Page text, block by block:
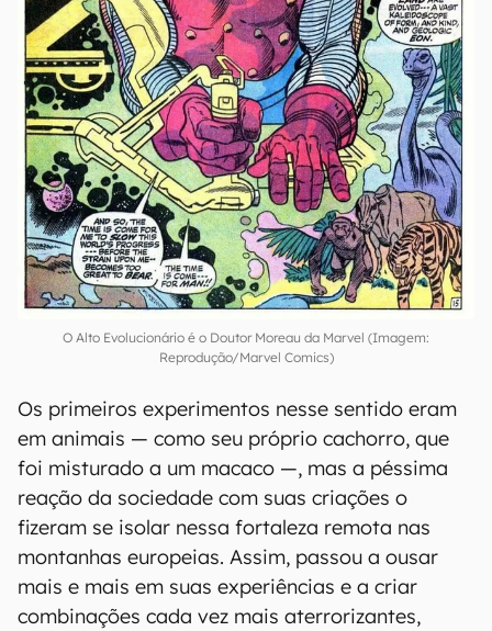
O Alto Evolucionário é o Doutor Moreau da Marvel (Imagem:
Reprodução/Marvel Comics)
Os primeiros experimentos nesse sentido eram
em animais — como seu próprio cachorro, que
foi misturado a um macaco —, mas a péssima
reação da sociedade com suas criações o
fizeram se isolar nessa fortaleza remota nas
montanhas europeias. Assim, passou a ousar
mais e mais em suas experiências e a criar
combinações cada vez mais aterrorizantes,